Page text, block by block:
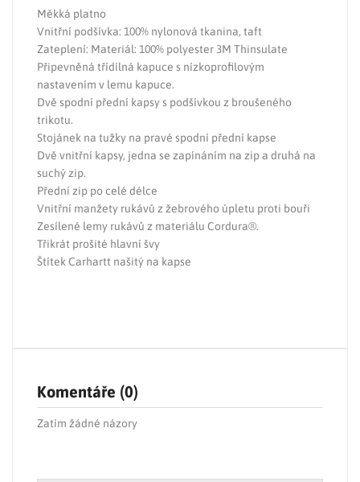
Měkká platno
Vnitřní podšívka: 100% nylonová tkanina, taft
Zateplení: Materiál: 100% polyester 3M Thinsulate
Připevněná třídílná kapuce s nízkoprofilovým
nastavením v lemu kapuce.
Dvě spodní přední kapsy s podšívkou z broušeného
trikotu.
Stojánek na tužky na pravé spodní přední kapse
Dvě vnitřní kapsy, jedna se zapínáním na zip a druhá na
suchý zip.
Přední zip po celé délce
Vnitřní manžety rukávů z žebrového úpletu proti bouři
Zesílené lemy rukávů z materiálu Cordura®.
Třikrát prošité hlavní švy
Štítek Carhartt našitý na kapse
Komentáře (0)
Zatím žádné názory